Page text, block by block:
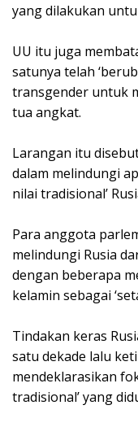
yang dilakukan
UU itu juga
satunya telah
transgender untuk
tua angkat.
Larangan itu
dalam melindungi
nilai tradisional’
Para anggota
melindungi Rusia
dengan beberapa
kelamin sebagai
Tindakan keras
satu dekade lalu
mendeklarasikan
tradisional’ yang